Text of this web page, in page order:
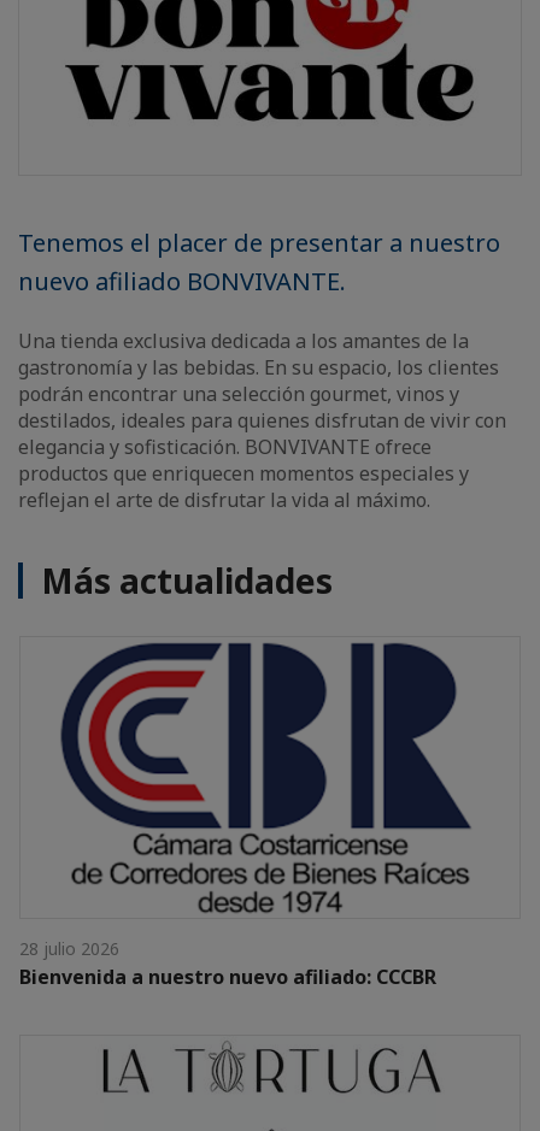
Tenemos el placer de presentar a nuestro
nuevo afiliado BONVIVANTE.
Una tienda exclusiva dedicada a los amantes de la
gastronomía y las bebidas. En su espacio, los clientes
podrán encontrar una selección gourmet, vinos y
destilados, ideales para quienes disfrutan de vivir con
elegancia y sofisticación. BONVIVANTE ofrece
productos que enriquecen momentos especiales y
reflejan el arte de disfrutar la vida al máximo.
Más actualidades
28 julio 2026
Bienvenida a nuestro nuevo afiliado: CCCBR